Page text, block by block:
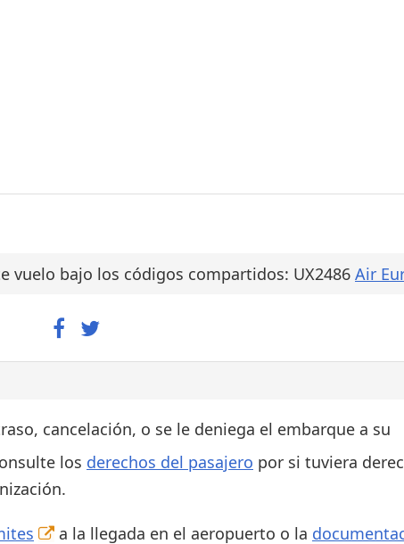
vuelo bajo los códigos compartidos: UX2486 Air
cancelación, o se le deniega el embarque a su
los derechos del pasajero por si tuviera
a la llegada en el aeropuerto o la